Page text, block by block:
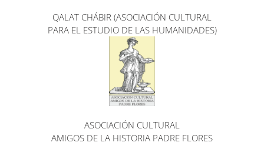
QALAT CHÁBIR (ASOCIACIÓN CULTURAL
PARA EL ESTUDIO DE LAS HUMANIDADES)
ASOCIACIÓN CULTURAL
AMIGOS DE LA HISTORIA PADRE FLORES